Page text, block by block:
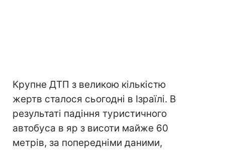
Крупне ДТП з великою кількістю
жертв сталося сьогодні в Ізраїлі. В
результаті падіння туристичного
автобуса в яр з висоти майже 60
метрів, за попередніми даними,